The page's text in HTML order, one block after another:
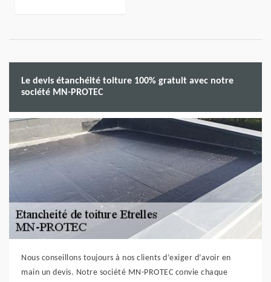
Le devis étanchéité toiture 100% gratuit avec notre
société MN-PROTEC
Nous conseillons toujours à nos clients d’exiger d’avoir en
main un devis. Notre société MN-PROTEC convie chaque